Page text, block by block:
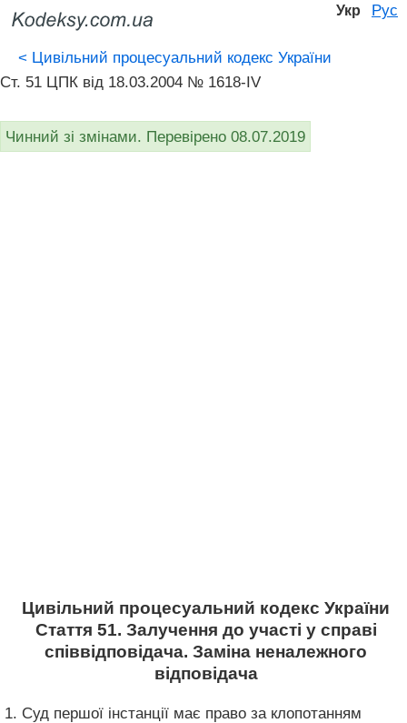
Укр Рус
< Цивільний процесуальний кодекс України
Ст. 51 ЦПК від 18.03.2004 № 1618-IV
Чинний зі змінами. Перевірено 08.07.2019
Цивільний процесуальний кодекс України
Стаття 51. Залучення до участі у справі
співвідповідача. Заміна неналежного
відповідача
1. Суд першої інстанції має право за клопотанням